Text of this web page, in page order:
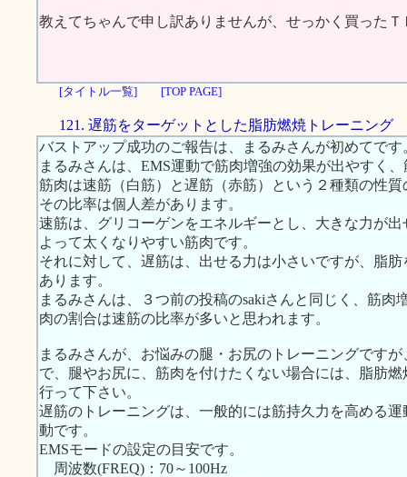
教えてちゃんで申し訳ありませんが、せっかく買った
[タイトル一覧] [TOP PAGE]
121. 遅筋をターゲットとした脂肪燃焼トレーニング
バストアップ成功のご報告は、まるみさんが初めてで
まるみさんは、EMS運動で筋肉増強の効果が出やすく
筋肉は速筋（白筋）と遅筋（赤筋）という２種類の性
その比率は個人差があります。
速筋は、グリコーゲンをエネルギーとし、大きな力が
よって太くなりやすい筋肉です。
それに対して、遅筋は、出せる力は小さいですが、脂
あります。
まるみさんは、３つ前の投稿のsakiさんと同じく、筋
肉の割合は速筋の比率が多いと思われます。
まるみさんが、お悩みの腿・お尻のトレーニングです
で、腿やお尻に、筋肉を付けたくない場合には、脂肪
行って下さい。
遅筋のトレーニングは、一般的には筋持久力を高める
動です。
EMSモードの設定の目安です。
周波数(FREQ)：70～100Hz